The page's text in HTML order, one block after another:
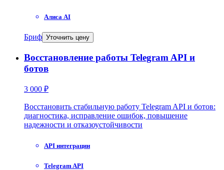
Алиса AI
Бриф Уточнить цену
Восстановление работы Telegram API и
ботов
3 000 ₽
Восстановить стабильную работу Telegram API и ботов:
диагностика, исправление ошибок, повышение
надежности и отказоустойчивости
API интеграции
Telegram API